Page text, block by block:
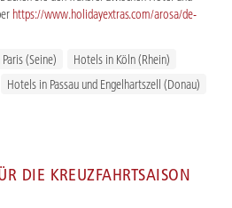
https://www.holidayextras.com/arosa/de-
(Seine)
Hotels in Köln (Rhein)
Hotels in Passau und Engelhartszell (Donau)
DIE KREUZFAHRTSAISON